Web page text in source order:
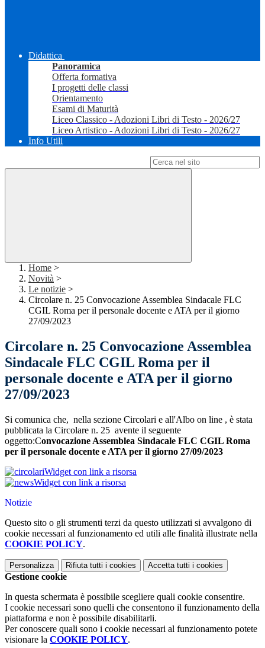
Didattica
Panoramica
Offerta formativa
I progetti delle classi
Orientamento
Esami di Maturità
Liceo Classico - Adozioni Libri di Testo - 2026/27
Liceo Artistico - Adozioni Libri di Testo - 2026/27
Info Utili
Home >
Novità >
Le notizie >
Circolare n. 25 Convocazione Assemblea Sindacale FLC
CGIL Roma per il personale docente e ATA per il giorno
27/09/2023
Circolare n. 25 Convocazione Assemblea
Sindacale FLC CGIL Roma per il
personale docente e ATA per il giorno
27/09/2023
Si comunica che, nella sezione Circolari e all'Albo on line , è stata
pubblicata la Circolare n. 25 avente il seguente
oggetto:Convocazione Assemblea Sindacale FLC CGIL Roma
per il personale docente e ATA per il giorno 27/09/2023
Widget con link a risorsa
Widget con link a risorsa
Notizie
Questo sito o gli strumenti terzi da questo utilizzati si avvalgono di
cookie necessari al funzionamento ed utili alle finalità illustrate nella
COOKIE POLICY.
Personalizza Rifiuta tutti i cookies Accetta tutti i cookies
Gestione cookie
In questa schermata è possibile scegliere quali cookie consentire.
I cookie necessari sono quelli che consentono il funzionamento della
piattaforma e non è possibile disabilitarli.
Per conoscere quali sono i cookie necessari al funzionamento potete
visionare la COOKIE POLICY.